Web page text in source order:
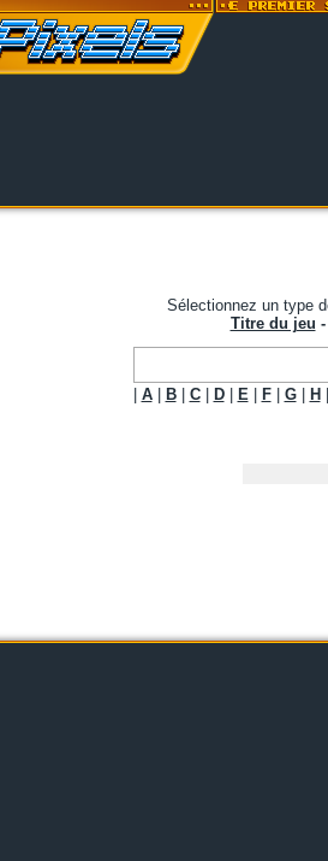
Sélectionnez un type
Titre du jeu
A| B| C| D| E| F| G| H